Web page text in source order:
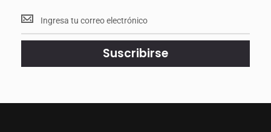
Mantente
<br>
actualizado.
Suscribirse